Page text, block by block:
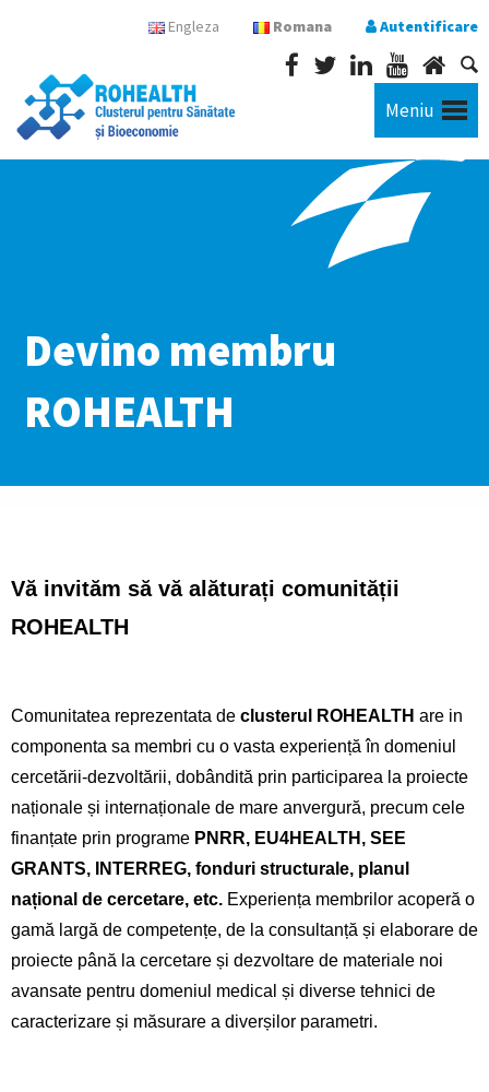
Engleza Romana Autentificare
Meniu
Devino membru
ROHEALTH
Vă invităm să vă alăturați comunității
ROHEALTH
Comunitatea reprezentata de clusterul ROHEALTH are in
componenta sa membri cu o vasta experiență în domeniul
cercetării-dezvoltării, dobândită prin participarea la proiecte
naționale și internaționale de mare anvergură, precum cele
finanțate prin programe PNRR, EU4HEALTH, SEE
GRANTS, INTERREG, fonduri structurale, planul
național de cercetare, etc. Experiența membrilor acoperă o
gamă largă de competențe, de la consultanță și elaborare de
proiecte până la cercetare și dezvoltare de materiale noi
avansate pentru domeniul medical și diverse tehnici de
caracterizare și măsurare a diverșilor parametri.